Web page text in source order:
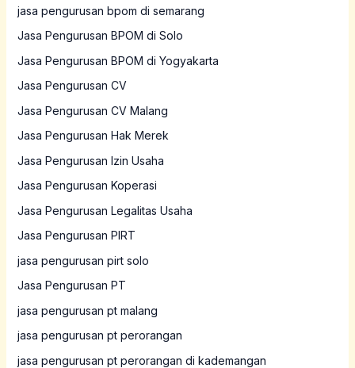
jasa pengurusan bpom di semarang
Jasa Pengurusan BPOM di Solo
Jasa Pengurusan BPOM di Yogyakarta
Jasa Pengurusan CV
Jasa Pengurusan CV Malang
Jasa Pengurusan Hak Merek
Jasa Pengurusan Izin Usaha
Jasa Pengurusan Koperasi
Jasa Pengurusan Legalitas Usaha
Jasa Pengurusan PIRT
jasa pengurusan pirt solo
Jasa Pengurusan PT
jasa pengurusan pt malang
jasa pengurusan pt perorangan
jasa pengurusan pt perorangan di kademangan